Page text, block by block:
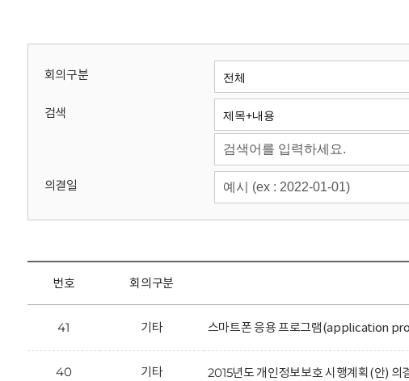
회
회의구분
검색
의결일
번호 회의구분
41 기타 스마트폰 응용 프로그램(application
40 기타 2015년도 개인정보보호 시행계획(안) 의